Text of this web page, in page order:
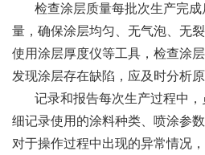
检查涂层质量每批次生产完
量，确保涂层均匀、无气泡、无
使用涂层厚度仪等工具，检查涂
发现涂层存在缺陷，应及时分析
记录和报告每次生产过程中
细记录使用的涂料种类、喷涂参
对于操作过程中出现的异常情况